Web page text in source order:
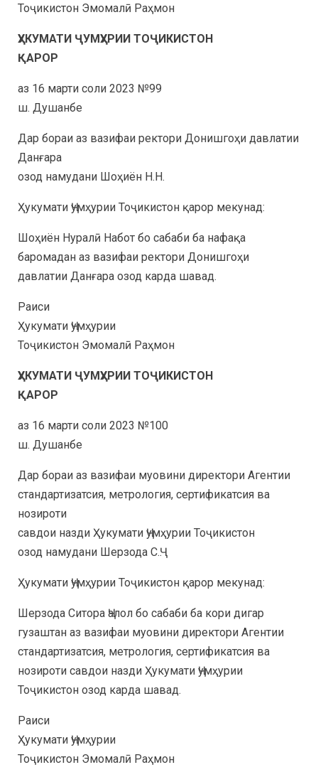
Тоҷикистон Эмомалӣ Раҳмон
ҲУКУМАТИ ҶУМҲУРИИ ТОҶИКИСТОН
ҚАРОР
аз 16 марти соли 2023 №99
ш. Душанбе
Дар бораи аз вазифаи ректори Донишгоҳи давлатии
Данғара
озод намудани Шоҳиён Н.Н.
Ҳукумати Ҷумҳурии Тоҷикистон қарор мекунад:
Шоҳиён Нуралӣ Набот бо сабаби ба нафақа
баромадан аз вазифаи ректори Донишгоҳи
давлатии Данғара озод карда шавад.
Раиси
Ҳукумати Ҷумҳурии
Тоҷикистон Эмомалӣ Раҳмон
ҲУКУМАТИ ҶУМҲУРИИ ТОҶИКИСТОН
ҚАРОР
аз 16 марти соли 2023 №100
ш. Душанбе
Дар бораи аз вазифаи муовини директори Агентии
стандартизатсия, метрология, сертификатсия ва
нозироти
савдои назди Ҳукумати Ҷумҳурии Тоҷикистон
озод намудани Шерзода С.Ҷ.
Ҳукумати Ҷумҳурии Тоҷикистон қарор мекунад:
Шерзода Ситора Ҷалол бо сабаби ба кори дигар
гузаштан аз вазифаи муовини директори Агентии
стандартизатсия, метрология, сертификатсия ва
нозироти савдои назди Ҳукумати Ҷумҳурии
Тоҷикистон озод карда шавад.
Раиси
Ҳукумати Ҷумҳурии
Тоҷикистон Эмомалӣ Раҳмон